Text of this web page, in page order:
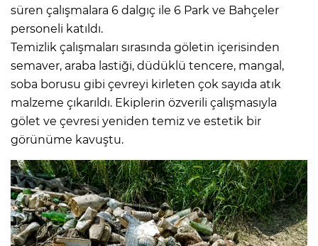
süren çalışmalara 6 dalgıç ile 6 Park ve Bahçeler
personeli katıldı.
Temizlik çalışmaları sırasında göletin içerisinden
semaver, araba lastiği, düdüklü tencere, mangal,
soba borusu gibi çevreyi kirleten çok sayıda atık
malzeme çıkarıldı. Ekiplerin özverili çalışmasıyla
gölet ve çevresi yeniden temiz ve estetik bir
görünüme kavuştu.